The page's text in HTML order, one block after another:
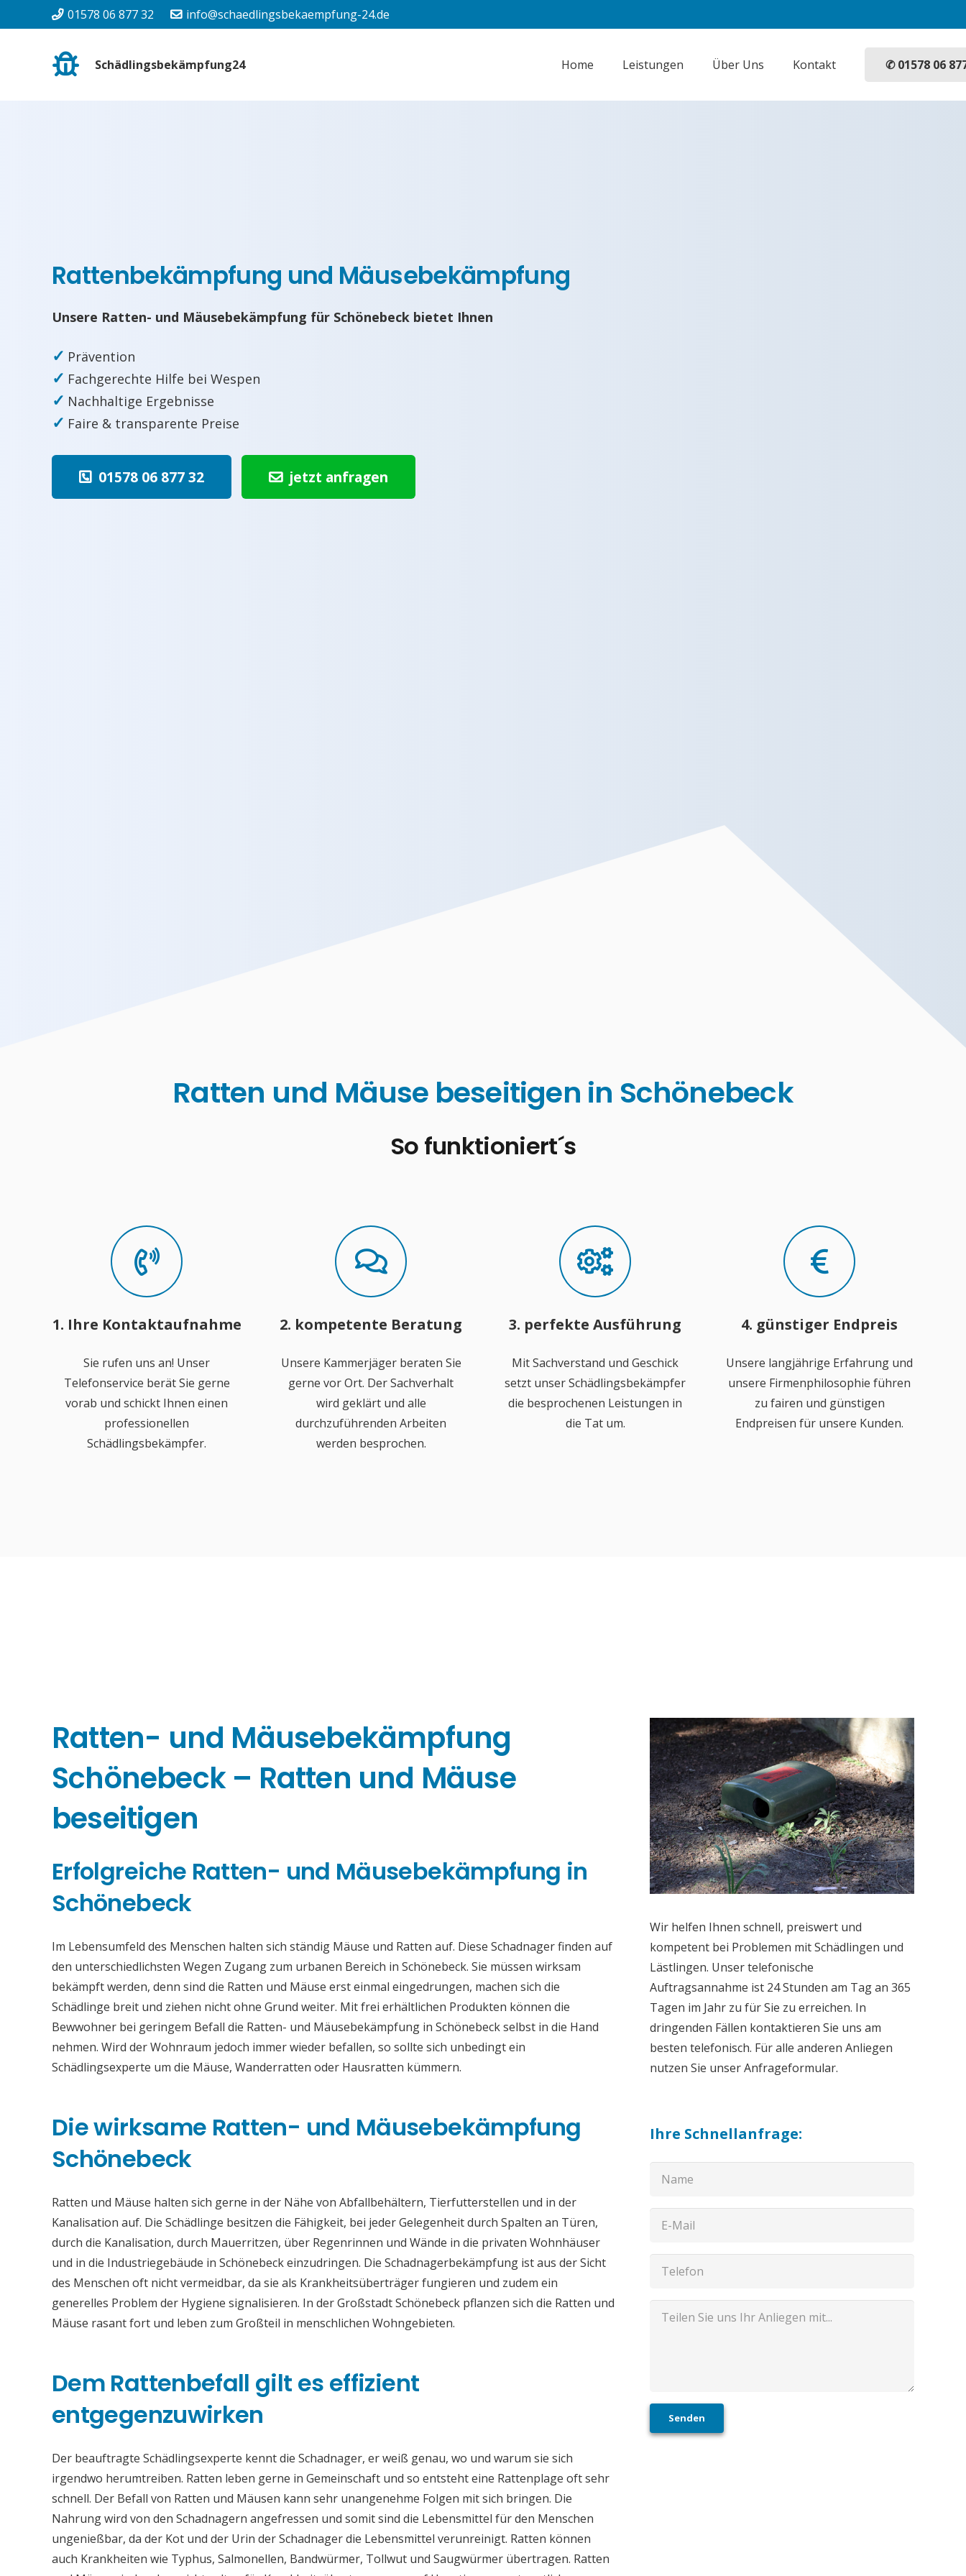
01578 06 877 32 info@schaedlingsbekaempfung-24.de
Schädlingsbekämpfung24 Home Leistungen Über Uns Kontakt ✆ 01578 06
Rattenbekämpfung und Mäusebekämpfung
Unsere Ratten- und Mäusebekämpfung für Schönebeck bietet Ihnen
✓ Prävention
✓ Fachgerechte Hilfe bei Wespen
✓ Nachhaltige Ergebnisse
✓ Faire & transparente Preise
01578 06 877 32 jetzt anfragen
Ratten und Mäuse beseitigen in Schönebeck
So funktioniert´s
1. Ihre Kontaktaufnahme
Sie rufen uns an! Unser
Telefonservice berät Sie gerne
vorab und schickt Ihnen einen
professionellen
Schädlingsbekämpfer.
2. kompetente Beratung
Unsere Kammerjäger beraten Sie
gerne vor Ort. Der Sachverhalt
wird geklärt und alle
durchzuführenden Arbeiten
werden besprochen.
3. perfekte Ausführung
Mit Sachverstand und Geschick
setzt unser Schädlingsbekämpfer
die besprochenen Leistungen in
die Tat um.
4. günstiger Endpreis
Unsere langjährige Erfahrung und
unsere Firmenphilosophie führen
zu fairen und günstigen
Endpreisen für unsere Kunden.
Ratten- und Mäusebekämpfung
Schönebeck – Ratten und Mäuse
beseitigen
Erfolgreiche Ratten- und Mäusebekämpfung in
Schönebeck
Im Lebensumfeld des Menschen halten sich ständig Mäuse und Ratten auf. Diese Schadnager finden auf
den unterschiedlichsten Wegen Zugang zum urbanen Bereich in Schönebeck. Sie müssen wirksam
bekämpft werden, denn sind die Ratten und Mäuse erst einmal eingedrungen, machen sich die
Schädlinge breit und ziehen nicht ohne Grund weiter. Mit frei erhältlichen Produkten können die
Bewwohner bei geringem Befall die Ratten- und Mäusebekämpfung in Schönebeck selbst in die Hand
nehmen. Wird der Wohnraum jedoch immer wieder befallen, so sollte sich unbedingt ein
Schädlingsexperte um die Mäuse, Wanderratten oder Hausratten kümmern.
Die wirksame Ratten- und Mäusebekämpfung
Schönebeck
Ratten und Mäuse halten sich gerne in der Nähe von Abfallbehältern, Tierfutterstellen und in der
Kanalisation auf. Die Schädlinge besitzen die Fähigkeit, bei jeder Gelegenheit durch Spalten an Türen,
durch die Kanalisation, durch Mauerritzen, über Regenrinnen und Wände in die privaten Wohnhäuser
und in die Industriegebäude in Schönebeck einzudringen. Die Schadnagerbekämpfung ist aus der Sicht
des Menschen oft nicht vermeidbar, da sie als Krankheitsüberträger fungieren und zudem ein
generelles Problem der Hygiene signalisieren. In der Großstadt Schönebeck pflanzen sich die Ratten und
Mäuse rasant fort und leben zum Großteil in menschlichen Wohngebieten.
Dem Rattenbefall gilt es effizient
entgegenzuwirken
Der beauftragte Schädlingsexperte kennt die Schadnager, er weiß genau, wo und warum sie sich
irgendwo herumtreiben. Ratten leben gerne in Gemeinschaft und so entsteht eine Rattenplage oft sehr
schnell. Der Befall von Ratten und Mäusen kann sehr unangenehme Folgen mit sich bringen. Die
Nahrung wird von den Schadnagern angefressen und somit sind die Lebensmittel für den Menschen
ungenießbar, da der Kot und der Urin der Schadnager die Lebensmittel verunreinigt. Ratten können
auch Krankheiten wie Typhus, Salmonellen, Bandwürmer, Tollwut und Saugwürmer übertragen. Ratten
Wir helfen Ihnen schnell, preiswert und
kompetent bei Problemen mit Schädlingen und
Lästlingen. Unser telefonische
Auftragsannahme ist 24 Stunden am Tag an 365
Tagen im Jahr zu für Sie zu erreichen. In
dringenden Fällen kontaktieren Sie uns am
besten telefonisch. Für alle anderen Anliegen
nutzen Sie unser Anfrageformular.
Ihre Schnellanfrage:
Senden